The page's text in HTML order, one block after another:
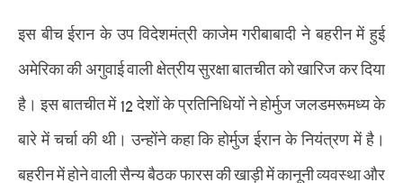
इस बीच ईरान के उप विदेशमंत्री काजेम गरीबाबादी ने बहरीन में हुई
अमेरिका की अगुवाई वाली क्षेत्रीय सुरक्षा बातचीत को खारिज कर दिया
है। इस बातचीत में 12 देशों के प्रतिनिधियों ने होर्मुज जलडमरूमध्य के
बारे में चर्चा की थी। उन्होंने कहा कि होर्मुज ईरान के नियंत्रण में है।
बहरीन में होने वाली सैन्य बैठक फारस की खाड़ी में कानूनी व्यवस्था और